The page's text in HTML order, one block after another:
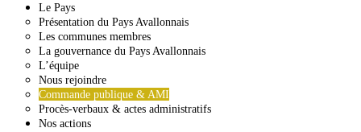
Le Pays
Présentation du Pays Avallonnais
Les communes membres
La gouvernance du Pays Avallonnais
L’équipe
Nous rejoindre
Commande publique & AMI
Procès-verbaux & actes administratifs
Nos actions